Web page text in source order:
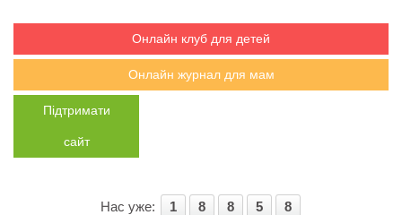
Онлайн клуб для детей
Онлайн журнал для мам
Підтримати
сайт
Нас уже: 1 8 8 5 8